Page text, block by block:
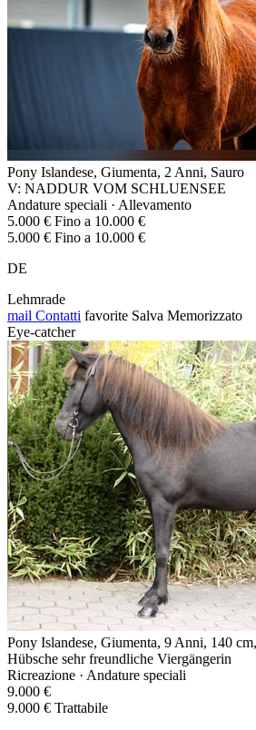
Pony Islandese, Giumenta, 2 Anni, Sauro
V: NADDUR VOM SCHLUENSEE
Andature speciali · Allevamento
5.000 € Fino a 10.000 €
5.000 € Fino a 10.000 €
DE
Lehmrade
mail Contatti favorite Salva Memorizzato
Eye-catcher
Pony Islandese, Giumenta, 9 Anni, 140
Hübsche sehr freundliche Viergängerin
Ricreazione · Andature speciali
9.000 €
9.000 € Trattabile